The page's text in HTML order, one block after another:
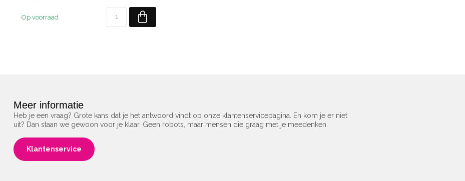
Op voorraad
Meer informatie
Heb je een vraag? Grote kans dat je het antwoord vindt op onze klantenservicepagina. En kom je er niet
uit? Dan staan we gewoon voor je klaar. Geen robots, maar mensen die graag met je meedenken.
Klantenservice